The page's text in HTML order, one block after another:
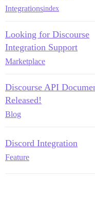
Integrationsindex
Looking for Discourse
Integration Support
Marketplace
Discourse API
Released!
Blog
Discord Integration
Feature